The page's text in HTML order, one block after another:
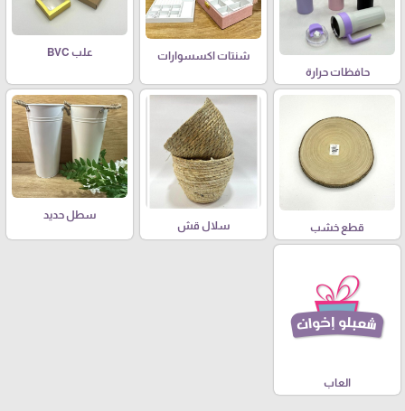
حافظات حرارة
شنتات اكسسوارات علب BVC
قطع خشب سلال قش
سطل حديد
العاب